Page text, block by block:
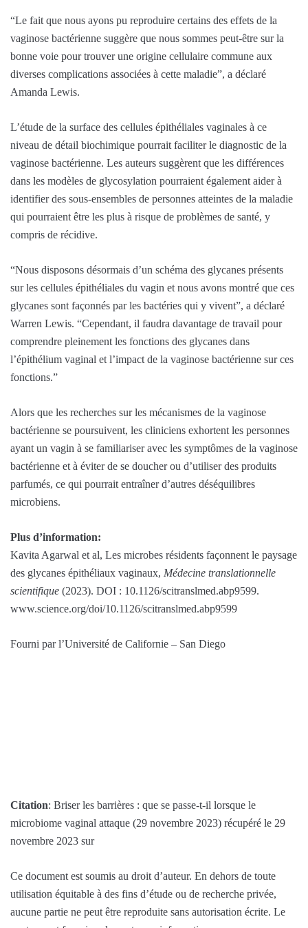
“Le fait que nous ayons pu reproduire certains des effets de la
vaginose bactérienne suggère que nous sommes peut-être sur la
bonne voie pour trouver une origine cellulaire commune aux
diverses complications associées à cette maladie”, a déclaré
Amanda Lewis.
L’étude de la surface des cellules épithéliales vaginales à ce
niveau de détail biochimique pourrait faciliter le diagnostic de la
vaginose bactérienne. Les auteurs suggèrent que les différences
dans les modèles de glycosylation pourraient également aider à
identifier des sous-ensembles de personnes atteintes de la maladie
qui pourraient être les plus à risque de problèmes de santé, y
compris de récidive.
“Nous disposons désormais d’un schéma des glycanes présents
sur les cellules épithéliales du vagin et nous avons montré que ces
glycanes sont façonnés par les bactéries qui y vivent”, a déclaré
Warren Lewis. “Cependant, il faudra davantage de travail pour
comprendre pleinement les fonctions des glycanes dans
l’épithélium vaginal et l’impact de la vaginose bactérienne sur ces
fonctions.”
Alors que les recherches sur les mécanismes de la vaginose
bactérienne se poursuivent, les cliniciens exhortent les personnes
ayant un vagin à se familiariser avec les symptômes de la vaginose
bactérienne et à éviter de se doucher ou d’utiliser des produits
parfumés, ce qui pourrait entraîner d’autres déséquilibres
microbiens.
Plus d’information:
Kavita Agarwal et al, Les microbes résidents façonnent le paysage
des glycanes épithéliaux vaginaux, Médecine translationnelle
scientifique (2023). DOI : 10.1126/scitranslmed.abp9599.
www.science.org/doi/10.1126/scitranslmed.abp9599
Fourni par l’Université de Californie – San Diego
Citation: Briser les barrières : que se passe-t-il lorsque le
microbiome vaginal attaque (29 novembre 2023) récupéré le 29
novembre 2023 sur
Ce document est soumis au droit d’auteur. En dehors de toute
utilisation équitable à des fins d’étude ou de recherche privée,
aucune partie ne peut être reproduite sans autorisation écrite. Le